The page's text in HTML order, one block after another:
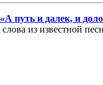
и далек, и
из известной